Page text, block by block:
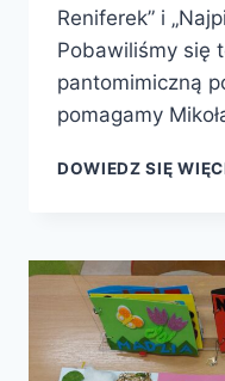
Reniferek” i
Pobawiliśmy się
pantomimiczną
pomagamy
DOWIEDZ SIĘ